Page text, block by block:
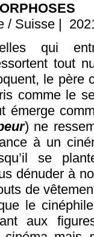
/ Suisse |
qui
tout
le père
comme le
émerge
) ne
à un
se
dénuder à
de
le
aux